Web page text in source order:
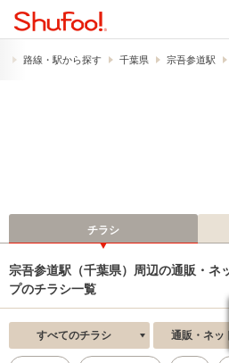
路線・駅から探す 千葉県 宗吾参道駅
チラシ
宗吾参道駅（千葉県）周辺の通販・ネ
プのチラシ一覧
すべてのチラシ 通販・ネッ